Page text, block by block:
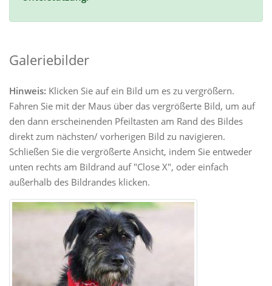
Galeriebilder
Hinweis: Klicken Sie auf ein Bild um es zu vergrößern.
Fahren Sie mit der Maus über das vergrößerte Bild, um auf
den dann erscheinenden Pfeiltasten am Rand des Bildes
direkt zum nächsten/ vorherigen Bild zu navigieren.
Schließen Sie die vergrößerte Ansicht, indem Sie entweder
unten rechts am Bildrand auf "Close X", oder einfach
außerhalb des Bildrandes klicken.